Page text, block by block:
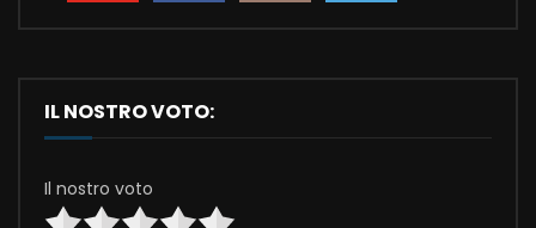
IL NOSTRO VOTO:
Il nostro voto